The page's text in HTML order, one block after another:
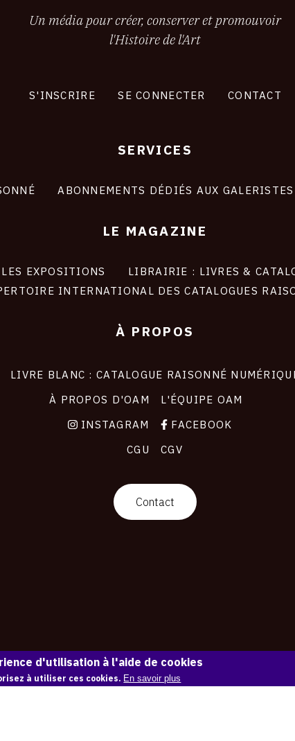
Un média pour créer, conserver et promouvoir
l'Histoire de l'Art
S'INSCRIRE SE CONNECTER CONTACT
SERVICES
ABONNEMENTS DÉDIÉS AUX GALERISTES
LE MAGAZINE
LES EXPOSITIONS LIBRAIRIE : LIVRES &
INTERNATIONAL DES CATALOGUES
À PROPOS
LIVRE BLANC : CATALOGUE RAISONNÉ
À PROPOS D'OAM
L'ÉQUIPE OAM
INSTAGRAM
FACEBOOK
CGU
CGV
Contact
d'utilisation à l'aide de cookies
à utiliser ces cookies. En savoir plus